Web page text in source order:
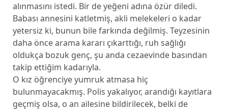
alınmasını istedi. Bir de yeğeni adına özür diledi.
Babası annesini katletmiş, akli melekeleri o kadar
yetersiz ki, bunun bile farkında değilmiş. Teyzesinin
daha önce arama kararı çıkarttığı, ruh sağlığı
oldukça bozuk genç, şu anda cezaevinde basından
takip ettiğim kadarıyla.
O kız öğrenciye yumruk atmasa hiç
bulunmayacakmış. Polis yakalıyor, arandığı kayıtlara
geçmiş olsa, o an ailesine bildirilecek, belki de